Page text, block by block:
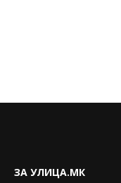
ЗА УЛИЦА.МК